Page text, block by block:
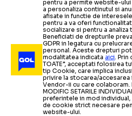
pentru a permite website-
a personaliza continutul si
afisate in functie de
pentru a va oferi
socializare si pentru a
Beneficiati de drepturile
GDPR in legatura cu
personal. Aceste drepturi
modalitatea indicataaici. Prin
TOATE”, acceptati folosirea
tip Cookie, care implica
privire la stocarea/
Vendor-ii cu care colaboram.
MODIFIC SETARILE
preferintele in mod
de cookie strict necesare
website-ului.